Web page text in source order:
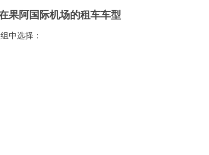
果阿国际机场的租车车型
中选择：